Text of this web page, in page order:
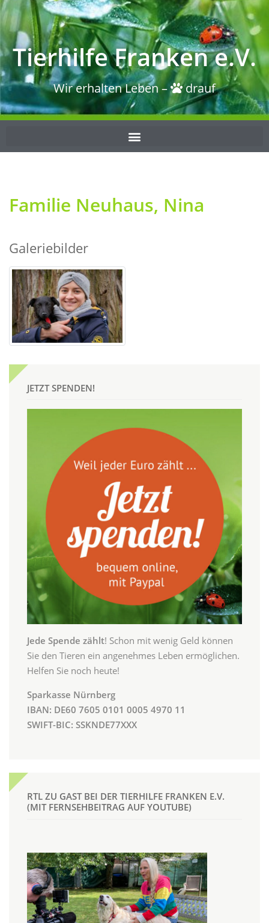
Tierhilfe Franken e.V.
Wir erhalten Leben – drauf
Familie Neuhaus, Nina
Galeriebilder
JETZT SPENDEN!
Jede Spende zählt! Schon mit wenig Geld können
Sie den Tieren ein angenehmes Leben ermöglichen.
Helfen Sie noch heute!
Sparkasse Nürnberg
IBAN: DE60 7605 0101 0005 4970 11
SWIFT-BIC: SSKNDE77XXX
RTL ZU GAST BEI DER TIERHILFE FRANKEN E.V.
(MIT FERNSEHBEITRAG AUF YOUTUBE)